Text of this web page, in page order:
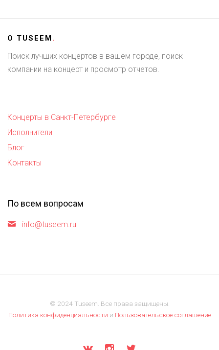
О TUSEEM.
Поиск лучших концертов в вашем городе, поиск
компании на концерт и просмотр отчетов.
Концерты в Санкт-Петербурге
Исполнители
Блог
Контакты
По всем вопросам
info@tuseem.ru
© 2024 Tuseem. Все права защищены.
Политика конфиденциальности и Пользовательское соглашение